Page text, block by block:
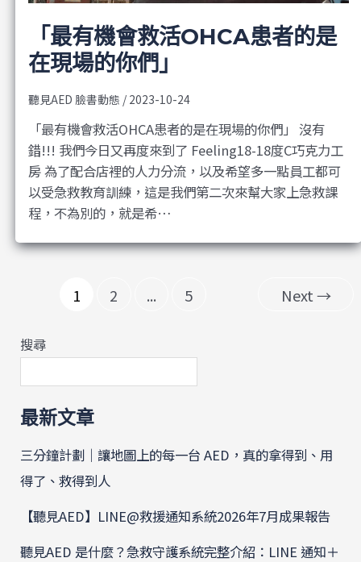
「最有機會救活OHCA患者的是
在現場的你們」
聽見AED 臉書動態 / 2023-10-24
「最有機會救活OHCA患者的是在現場的你們」 沒有
錯!!! 我們今日又再度來到了 Feeling18-18度C巧克力工
房 為了配合店裡的人力分流，以及希望多一點員工都可
以受急救教育訓練，這是我們第二次來幫大家上急救課
程，不為別的，就是希…
1 2 ... 5 Next→
搜尋
最新文章
三分鐘計劃｜讓地圖上的每一台 AED，真的拿得到、用
得了、救得到人
【聽見AED】LINE@救援通知系統2026年7月成果報告
聽見AED 是什麼？急救守護系統完整介紹：LINE 通知＋